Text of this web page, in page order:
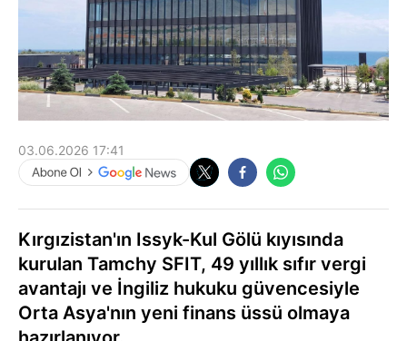
03.06.2026 17:41
Kırgızistan'ın Issyk-Kul Gölü kıyısında
kurulan Tamchy SFIT, 49 yıllık sıfır vergi
avantajı ve İngiliz hukuku güvencesiyle
Orta Asya'nın yeni finans üssü olmaya